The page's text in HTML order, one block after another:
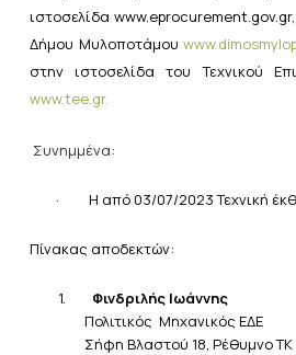
ιστοσελίδα www.eprocurement.gov.gr,
Δήμου Μυλοποτάμουwww.
στην ιστοσελίδα
του Τεχνικού
www.tee.gr.
Συνημμένα:
· Η από 03/07/2023 Τεχνική
Πίνακας αποδεκτών:
1.
Φινδριλής Ιωάννης
Πολιτικός Μηχανικός ΕΔΕ
Σήφη Βλαστού 18, Ρέθυμνο ΤΚ